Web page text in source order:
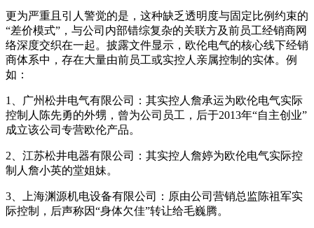
更为严重且引人警觉的是，这种缺乏透明度与固定比例约束的
“差价模式”，与公司内部错综复杂的关联方及前员工经销商网
络深度交织在一起。披露文件显示，欧伦电气的核心线下经销
商体系中，存在大量由前员工或实控人亲属控制的实体。例
如：
1、广州松井电气有限公司：其实控人詹承运为欧伦电气实际
控制人陈先勇的外甥，曾为公司员工，后于2013年“自主创业”
成立该公司专营欧伦产品。
2、江苏松井电器有限公司：其实控人詹婷为欧伦电气实际控
制人詹小英的堂姐妹。
3、上海渊源机电设备有限公司：原由公司营销总监陈祖军实
际控制，后声称因“身体欠佳”转让给毛巍腾。